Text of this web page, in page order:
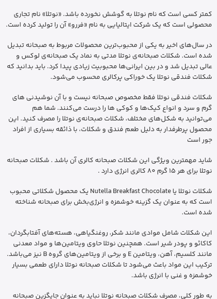
کمتر کسی است که نام نوتلا به گوشش نخورده باشد. «نوتلا» نام تجاری
محصولی است که یک شرکت ایتالیایی به نام «فررو» آن را تولید کرده است.
در سال‌های اخیر به یکی از محبوب‌ترین محصولات مربوط به صبحانه تبدیل
شده است. شکلات صبحانه‌ی نوتلا مدتی به نماد یک صبحانه‌ی لوکس و
عالی تبدیل شد و در بین ایرانی‌ها محبوبیت زیادی پیدا کرد. باید بدانید که
شکلات فندقی نوتلا یک خوراکی پرکالری محسوب می‌شود.
شکلات فندقی نوتلا فقط مخصوص صبحانه نیست و با آن نوشیدنی‌‌ های
گرم و سرد و انواع کیک‌ها و کوکی‌ ها را درست می‌کنند. شما هم
می‌توانید به شکل‌های مختلف، شکلات صبحانه‌ی نوتلا را مصرف کنید. این
محصول پرطرفدار به دلیل طعم فندق و شکلات، با ذائقه‌ بسیاری از افراد
جور است
شاید مهمترین ویژگی این شکلات صبحانه کالری آن باشد . شکلات صبحانه
نوتلا برای هر 15 گرم 80 کالری انرژی دارد .
شکلات نوتلا یا Nutella Breakfast Chocolate یک محصول شکلاتی محبوب
است که به عنوان یک گزینه خوشمزه و انرژی‌بخش برای صبحانه شناخته
شده است.
این شکلات شامل موادی مانند شکر، روغنگیاهی، هسته‌های آفتابگردان،
کاکائو و پودر شیر است. همچنین نوتلا حاوی ویتامین‌ها و مواد معدنی
مانند کلسیم، آهن، ویتامین E و برخی از ویتامین‌های گروه B نیز می‌باشد.
ترکیب این مواد باعث می‌شود تا شکلات صبحانه نوتلا دارای طعمی بسیار
خوشمزه و غنی با انرژی باشد.
به طور کلی، مصرف شکلات صبحانه نوتلا نباید به عنوان جایگزین صبحانه